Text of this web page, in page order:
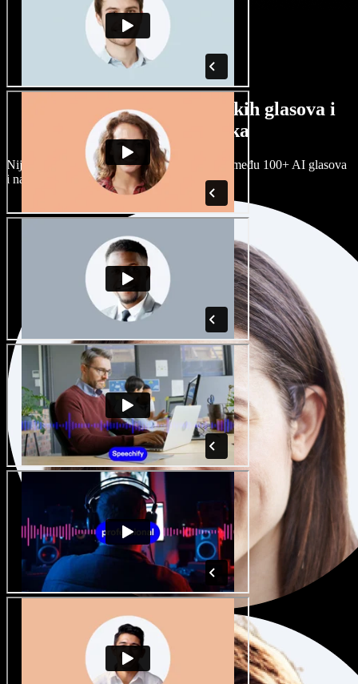
Veliki izbor muških i ženskih glasova i
raznih naglasaka
Nijedan projekt ne mora zvučati isto. Birajte među 100+ AI glasova
i naglasaka i prilagodite ih sebi.